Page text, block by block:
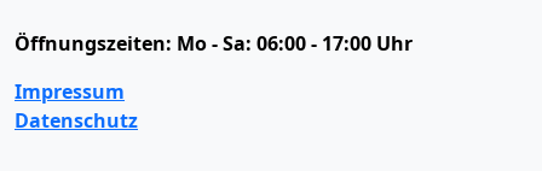
Öffnungszeiten: Mo - Sa: 06:00 - 17:00 Uhr
Impressum
Datenschutz